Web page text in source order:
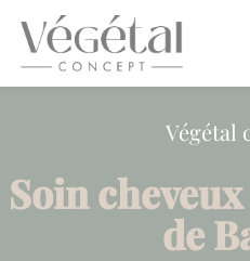
content
Végétal
Soin
de